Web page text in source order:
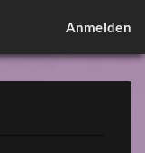
Anmelden